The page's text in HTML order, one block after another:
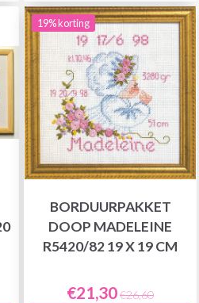
19% korting
BORDUURPAKKET
DOOP MADELEINE
R5420/82 19 X 19 CM
€21,30€26,60